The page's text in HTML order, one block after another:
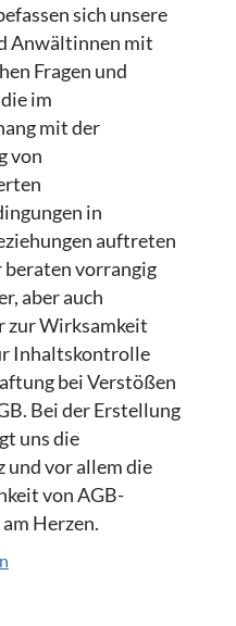
sich unsere
Anwältinnen mit
Fragen und
im
mit der
von
in
auftreten
beraten vorrangig
aber auch
zur Wirksamkeit
Inhaltskontrolle
bei Verstößen
Bei der Erstellung
uns die
und vor allem die
von AGB-
Herzen.